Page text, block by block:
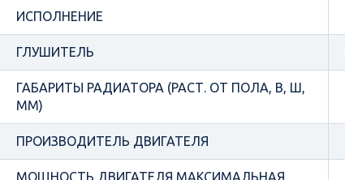
ИСПОЛНЕНИЕ
ГЛУШИТЕЛЬ
ГАБАРИТЫ РАДИАТОРА (РАСТ. ОТ ПОЛА, В, Ш,
ММ)
ПРОИЗВОДИТЕЛЬ ДВИГАТЕЛЯ
МОЩНОСТЬ ДВИГАТЕЛЯ МАКСИМАЛЬНАЯ,